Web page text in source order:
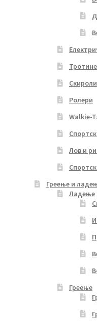
Скироли
Ролери
Walkie-
Лов и
Греење и
Ладење
Греење